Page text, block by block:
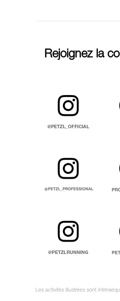
Rejoignez la
Les activités illustrées sont